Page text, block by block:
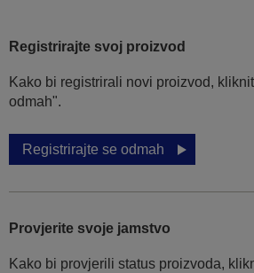
Registrirajte svoj proizvod
Kako bi registrirali novi proizvod,
odmah".
Registrirajte se odmah
Provjerite svoje jamstvo
Kako bi provjerili status proizvoda,